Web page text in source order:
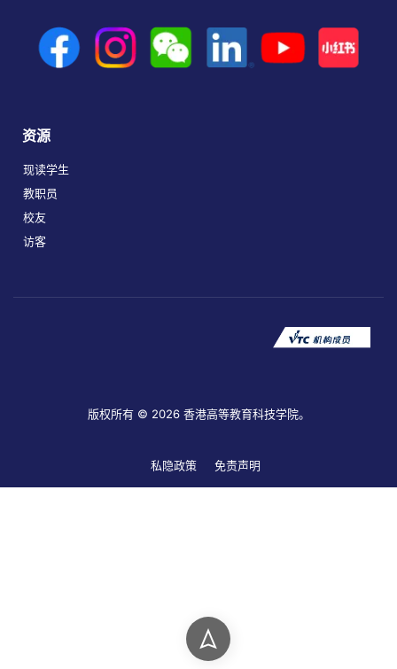
资源
现读学生
教职员
校友
访客
版权所有 © 2026 香港高等教育科技学院。
私隐政策 免责声明